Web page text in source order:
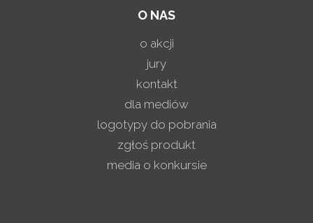
O NAS
o akcji
jury
kontakt
dla mediów
logotypy do pobrania
zgłoś produkt
media o konkursie